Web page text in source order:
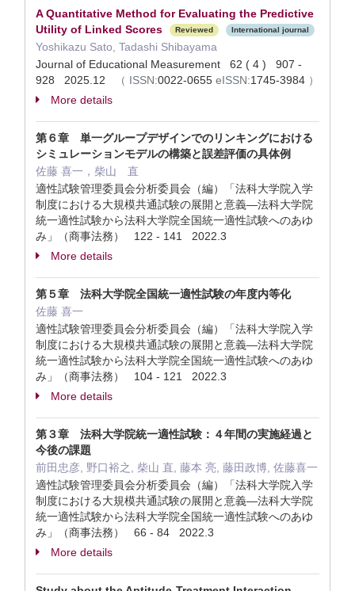
A Quantitative Method for Evaluating the Predictive
Utility of Linked Scores
Reviewed International journal
Yoshikazu Sato, Tadashi Shibayama
Journal of Educational Measurement 62 ( 4 ) 907 -
928 2025.12
（ ISSN:0022-0655 eISSN:1745-3984 ）
More details
第６章 単一グループデザインでのリンキングにおける
シミュレーションモデルの構築と誤差評価の具体例
佐藤 喜一，柴山 直
適性試験管理委員会分析委員会（編）「法科大学院入学
制度における大規模共通試験の展開と意義―法科大学院
統一適性試験から法科大学院全国統一適性試験へのあゆ
み」（商事法務） 122 - 141 2022.3
More details
第５章 法科大学院全国統一適性試験の年度内等化
佐藤 喜一
適性試験管理委員会分析委員会（編）「法科大学院入学
制度における大規模共通試験の展開と意義―法科大学院
統一適性試験から法科大学院全国統一適性試験へのあゆ
み」（商事法務） 104 - 121 2022.3
More details
第３章 法科大学院統一適性試験：４年間の実施経過と
今後の課題
前田忠彦, 野口裕之, 柴山 直, 藤本 亮, 藤田政博, 佐藤喜一
適性試験管理委員会分析委員会（編）「法科大学院入学
制度における大規模共通試験の展開と意義―法科大学院
統一適性試験から法科大学院全国統一適性試験へのあゆ
み」（商事法務） 66 - 84 2022.3
More details